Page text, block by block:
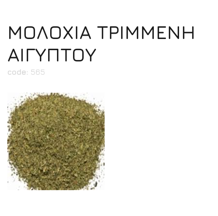
ΜΟΛΟΧΙΑ ΤΡΙΜΜΕΝΗ
ΑΙΓΥΠΤΟΥ
code: 565